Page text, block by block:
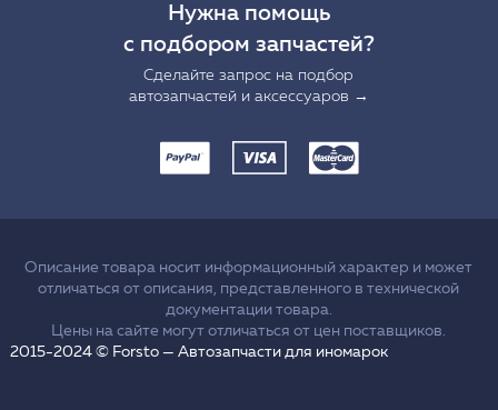
Нужна помощь
с подбором запчастей?
Сделайте запрос на подбор
автозапчастей и аксессуаров →
Описание товара носит информационный характер и может
отличаться от описания, представленного в технической
документации товара.
Цены на сайте могут отличаться от цен поставщиков.
2015-2024 © Forsto — Автозапчасти для иномарок